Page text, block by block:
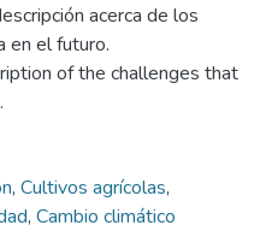
acerca de los
en el futuro.
of the challenges that
, Cultivos agrícolas,
, Cambio climático